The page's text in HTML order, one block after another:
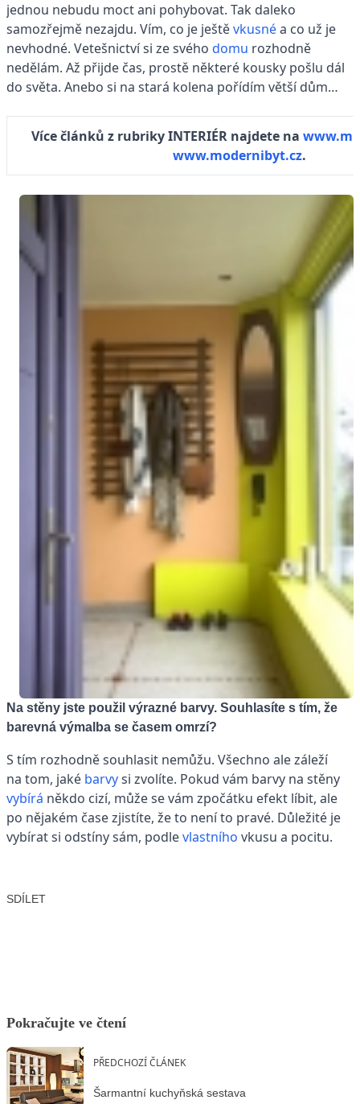
jednou nebudu moct ani pohybovat. Tak daleko
samozřejmě nezajdu. Vím, co je ještěvkusnéa co už je
nevhodné. Vetešnictví si ze svého domu rozhodně
nedělám. Až přijde čas, prostě některé kousky pošlu dál
do světa. Anebo si na stará kolena pořídím větší dům…
Více článků z rubriky INTERIÉR najdete na
www.modernibyt.cz.
Na stěny jste použil výrazné barvy. Souhlasíte s tím, že
barevná výmalba se časem omrzí?
S tím rozhodně souhlasit nemůžu. Všechno ale záleží
na tom, jaké barvysi zvolíte. Pokud vám barvy na stěny
vybírá někdo cizí, může se vám zpočátku efekt líbit, ale
po nějakém čase zjistíte, že to není to pravé. Důležité je
vybírat si odstíny sám, podlevlastního vkusu a pocitu.
SDÍLET
Pokračujte ve čtení
PŘEDCHOZÍ ČLÁNEK
Šarmantní kuchyňská sestava